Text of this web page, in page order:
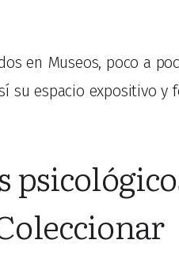
en Museos, poco a
su espacio expositivo y